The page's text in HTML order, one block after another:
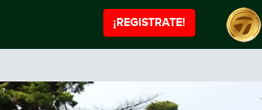
¡REGISTRATE!